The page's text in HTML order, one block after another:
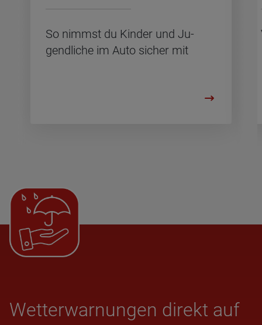
So nimmst du Kin­der und Ju­
gend­li­che im Auto si­cher mit
Wet­ter­war­nun­gen direkt auf